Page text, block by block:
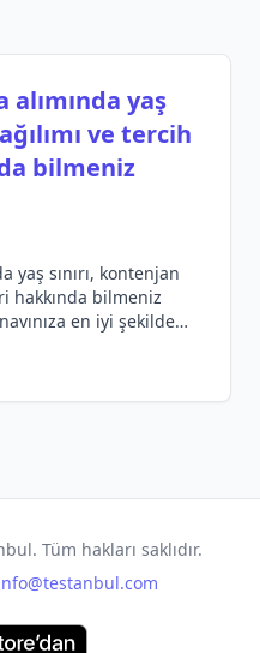
alımında yaş
ve tercih
bilmeniz
yaş sınırı, kontenjan
hakkında bilmeniz
en iyi şekilde
Tüm hakları saklıdır.